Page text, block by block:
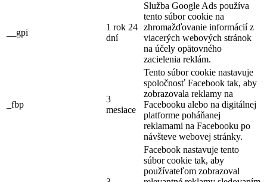
__gpi
1 rok 24
dní
Služba Google Ads používa
tento súbor cookie na
zhromažďovanie informácií z
viacerých webových stránok
na účely opätovného
zacielenia reklám.
_fbp
3
mesiace
Tento súbor cookie nastavuje
spoločnosť Facebook tak, aby
zobrazovala reklamy na
Facebooku alebo na digitálnej
platforme poháňanej
reklamami na Facebooku po
návšteve webovej stránky.
Facebook nastavuje tento
súbor cookie tak, aby
používateľom zobrazoval